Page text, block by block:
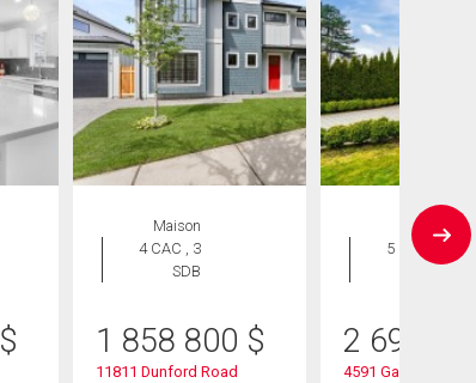
$
Maison
4 CAC , 3
SDB
1 858 800 $
11811 Dunford Road
Maison
5 CAC , 5
2 690 000
4591 Garry Street